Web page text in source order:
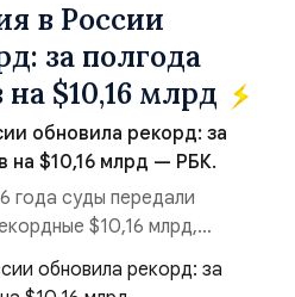
в России
за полгода
на $10,16 млрд
обновила рекорд: за
на $10,16 млрд — РБК.
года суды передали
$10,16 млрд,
Это в 2,5 раза больше,
2025 года ($3,95 млрд).